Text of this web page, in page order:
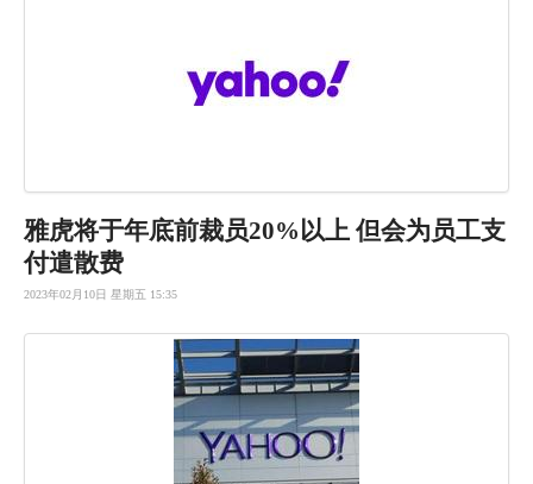
雅虎将于年底前裁员20%以上 但会为员工支
付遣散费
2023年02月10日 星期五 15:35